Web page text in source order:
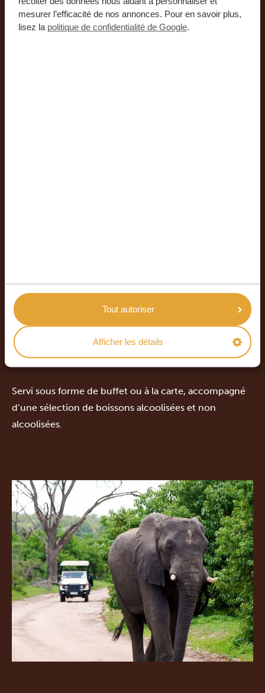
mesurer l’efficacité de nos annonces. Pour en savoir plus,
lisez la politique de confidentialité de Google.
Tout autoriser
Afficher les détails
Dîner
Servi sous forme de buffet ou à la carte, accompagné
d’une sélection de boissons alcoolisées et non
alcoolisées.